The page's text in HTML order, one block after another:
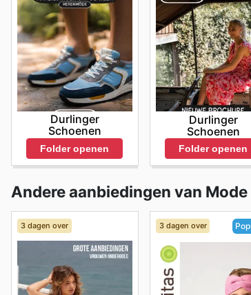
Durlinger
Schoenen
Folder openen
Durlinger
Schoenen
Folder openen
Andere aanbiedingen van Mode
3 dagen over 3 dagen over